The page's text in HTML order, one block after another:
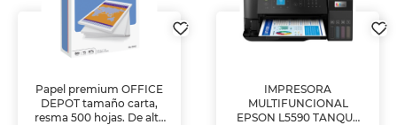
Papel premium OFFICE
DEPOT tamaño carta,
resma 500 hojas. De alta
IMPRESORA
MULTIFUNCIONAL
EPSON L5590 TANQUE